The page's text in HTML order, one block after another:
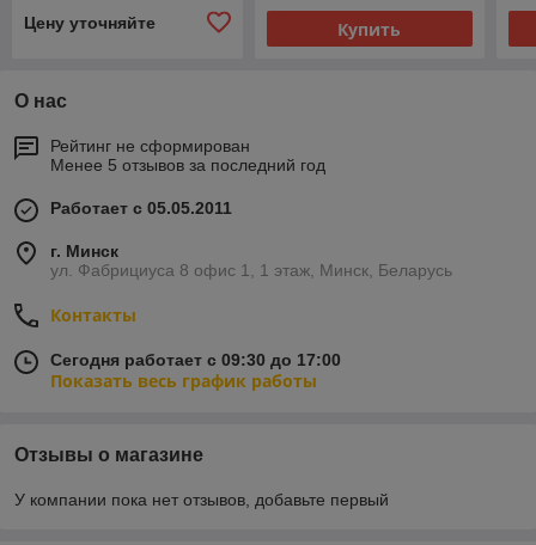
Цену уточняйте Купить
О нас
Рейтинг не сформирован
Менее 5 отзывов за последний год
Работает с 05.05.2011
г. Минск
ул. Фабрициуса 8 офис 1, 1 этаж, Минск, Беларусь
Контакты
Сегодня работает с 09:30 до 17:00
Показать весь график работы
Отзывы о магазине
У компании пока нет отзывов, добавьте первый